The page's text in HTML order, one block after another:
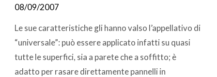
08/09/2007
Le sue caratteristiche gli hanno valso l’appellativo di
“universale”: può essere applicato infatti su quasi
tutte le superfici, sia a parete che a soffitto; è
adatto per rasare direttamente pannelli in